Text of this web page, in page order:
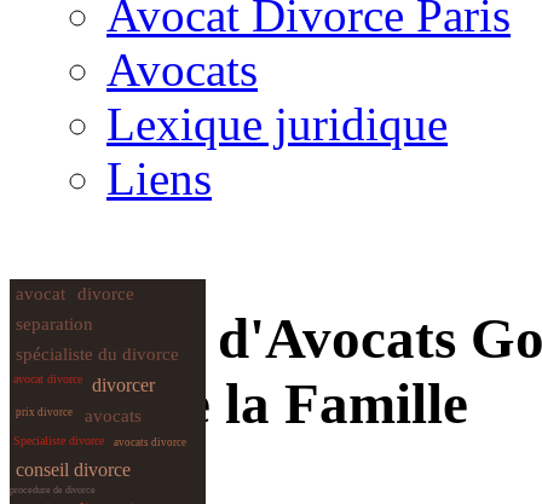
Avocat Divorce Paris
Avocats
Lexique juridique
Liens
avocat
divorce
separation
spécialiste du divorce
avocat divorce divorcer
prix divorce avocats
Specialiste divorce avocats divorce
conseil divorce
procedure de divorce
Cabinet d'Avocats
Droit de la Famille